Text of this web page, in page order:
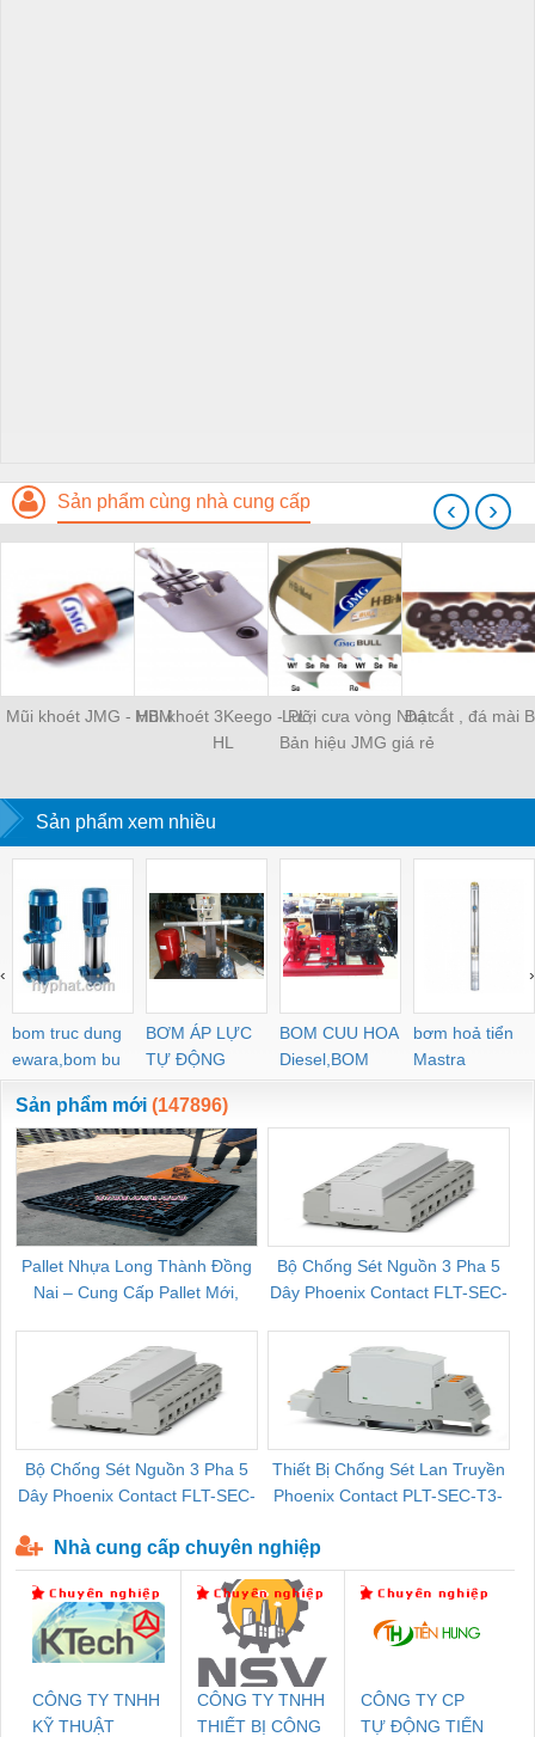
Sản phẩm cùng nhà cung cấp
Mũi khoét JMG - HBMMũi khoét 3Keego - PL,
HL
Lưỡi cưa vòng Nhật
Bản hiệu JMG giá rẻ
Đá cắt , đá mài
‹ ›
Sản phẩm xem nhiều
bom truc dung
ewara,bom bu
ewara
BƠM ÁP LỰC
TỰ ĐỘNG
BOM CUU HOA
Diesel,BOM
CHUA CHAY
bơm hoả tiển
Mastra
‹ ›
Sản phẩm mới (147896)
Pallet Nhựa Long Thành Đồng
Nai – Cung Cấp Pallet Mới,
Bộ Chống Sét Nguồn 3 Pha 5
Dây Phoenix Contact FLT-SEC-
Bộ Chống Sét Nguồn 3 Pha 5
Dây Phoenix Contact FLT-SEC-
Thiết Bị Chống Sét Lan Truyền
Phoenix Contact PLT-SEC-T3-
Nhà cung cấp chuyên nghiệp
CÔNG TY TNHH
KỸ THUẬT
CÔNG TY TNHH
THIẾT BỊ CÔNG
CÔNG TY CP
TỰ ĐỘNG TIẾN